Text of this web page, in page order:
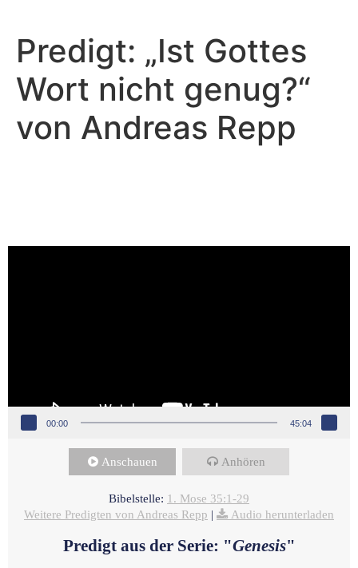
Predigt: „Ist Gottes
Wort nicht genug?“
von Andreas Repp
Video-Player
00:00 45:04
Anschauen Anhören
Bibelstelle: 1. Mose 35:1-29
Weitere Predigten von Andreas Repp | Audio herunterladen
Predigt aus der Serie: "Genesis"